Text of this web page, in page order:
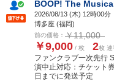
BOOP! The
2026/08/13 (木) 12時00分
博多座 (福岡)
前の価格： ￥11,000
￥9,000 / 枚 2枚 連
ファンクラブ一次先
演中止対応：チケット
日までに発送予定